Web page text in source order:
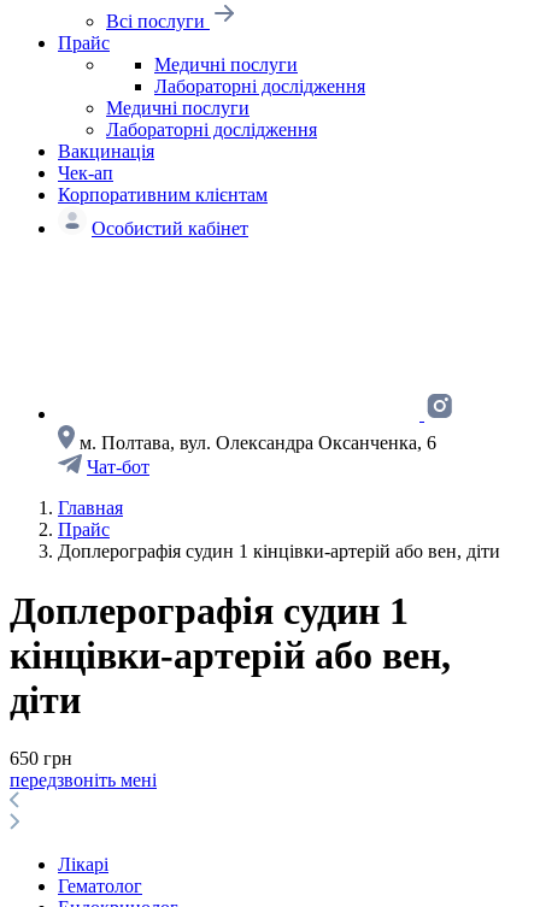
Всі послуги
Прайс
Медичні послуги
Лабораторні дослідження
Медичні послуги
Лабораторні дослідження
Вакцинація
Чек-ап
Корпоративним клієнтам
Особистий кабінет
м. Полтава, вул. Олександра Оксанченка, 6
Чат-бот
Главная
Прайс
Доплерографiя судин 1 кiнцiвки-артерiй або вен, діти
Доплерографiя судин 1
кiнцiвки-артерiй або вен,
діти
650 грн
передзвоніть мені
Лікарі
Гематолог